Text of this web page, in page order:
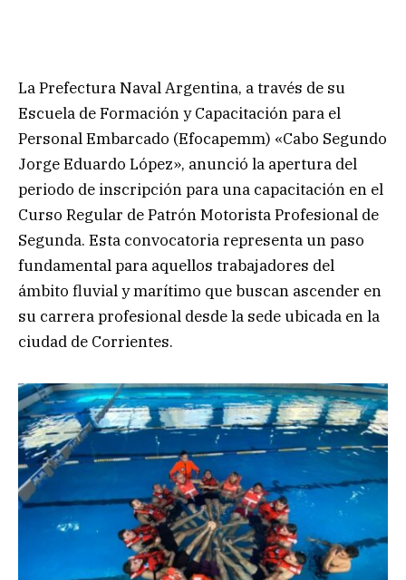
La Prefectura Naval Argentina, a través de su
Escuela de Formación y Capacitación para el
Personal Embarcado (Efocapemm) «Cabo Segundo
Jorge Eduardo López», anunció la apertura del
periodo de inscripción para una capacitación en el
Curso Regular de Patrón Motorista Profesional de
Segunda. Esta convocatoria representa un paso
fundamental para aquellos trabajadores del
ámbito fluvial y marítimo que buscan ascender en
su carrera profesional desde la sede ubicada en la
ciudad de Corrientes.